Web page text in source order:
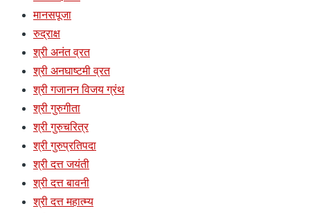
मानसपूजा
रुद्राक्ष
श्री अनंत व्रत
श्री अनघाष्टमी व्रत
श्री गजानन विजय ग्रंथ
श्री गुरुगीता
श्री गुरुचरित्र
श्री गुरुप्रतिपदा
श्री दत्त जयंती
श्री दत्त बावनी
श्री दत्त महात्म्य